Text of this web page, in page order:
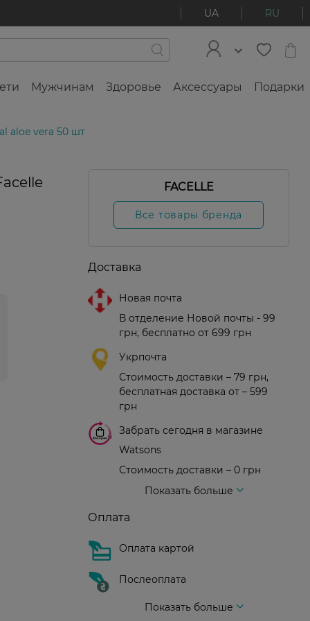
UA RU
Мужчинам Здоровье Аксессуары Подарки
aloe vera 50 шт
FACELLE
Все товары бренда
Доставка
Новая почта
В отделение Новой почты - 99
грн, бесплатно от 699 грн
Укрпочта
Стоимость доставки – 79 грн,
бесплатная доставка от – 599
грн
Забрать сегодня в магазине
Watsons
Стоимость доставки – 0 грн
Показать больше
Оплата
Оплата картой
Послеоплата
Показать больше